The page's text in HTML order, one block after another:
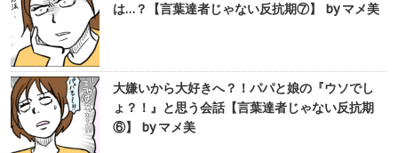
は…？【言葉達者じゃない反抗期⑦】 by マメ美
大嫌いから大好きへ？！パパと娘の『ウソでし
ょ？！』と思う会話【言葉達者じゃない反抗期
⑥】 by マメ美